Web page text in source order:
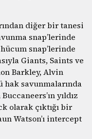
diğer bir tanesi
snap’lerinde
snap’lerinde
Giants, Saints ve
Barkley, Alvin
hak savunmalarında
yıldız
olarak çıktığı bir
Watson’ı intercept